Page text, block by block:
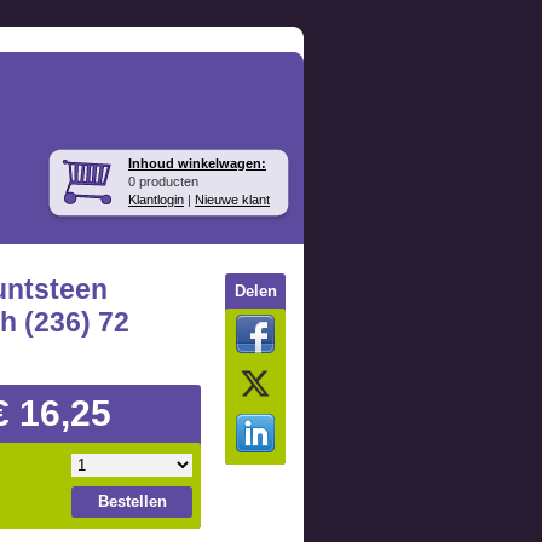
Inhoud winkelwagen:
0 producten
Klantlogin | Nieuwe klant
(236) 72
16,25
Bestellen
Delen